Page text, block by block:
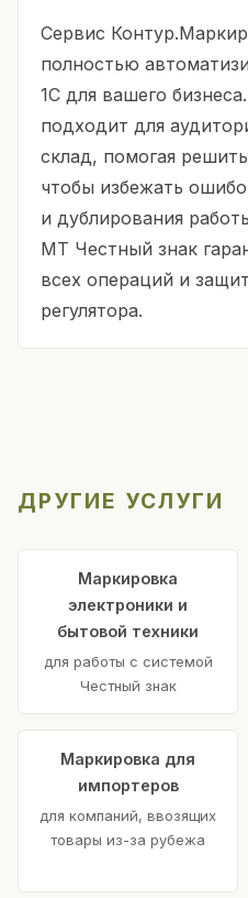
Сервис
полностью
1С для вашего
подходит для
склад, помогая
чтобы избежать
и дублирования
МТ Честный знак
всех операций и
регулятора.
ДРУГИЕ УСЛУГИ
Маркировка
электроники и
бытовой техники
для работы с системой
Честный знак
Маркировка для
импортеров
для компаний, ввозящих
товары из-за рубежа